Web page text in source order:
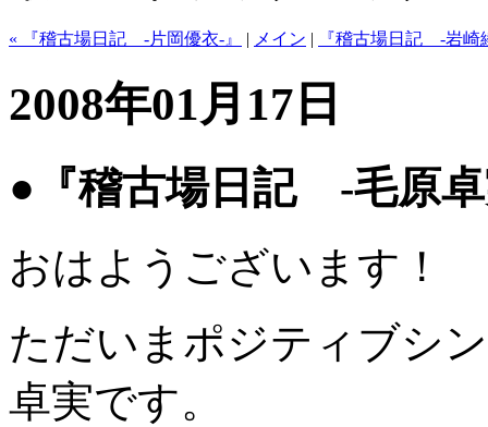
« 『稽古場日記 -片岡優衣-』 | メイン | 『稽古場日記 -岩崎
2008年01月17日
●『稽古場日記 -毛原
おはようございます！
ただいまポジティブシ
卓実です。